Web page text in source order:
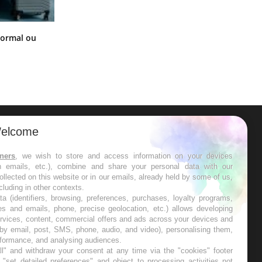
ou
les semaines les meilleures
, we wish to store and access information on your devices
emails, etc.), combine and share your personal data with our
on this website or in our emails, already held by some of us,
in other contexts.
(identifiers, browsing, preferences, purchases, loyalty programs,
and emails, phone, precise geolocation, etc.) allows developing
content, commercial offers and ads across your devices and
email, post, SMS, phone, audio, and video), personalising them,
and analysing audiences.
and withdraw your consent at any time via the "cookies" footer